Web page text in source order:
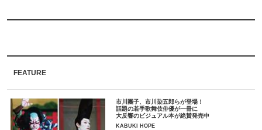
FEATURE
市川團子、市川染五郎らが登場！
話題の若手歌舞伎俳優が一冊に
大反響のビジュアル本が絶賛発売中
KABUKI HOPE